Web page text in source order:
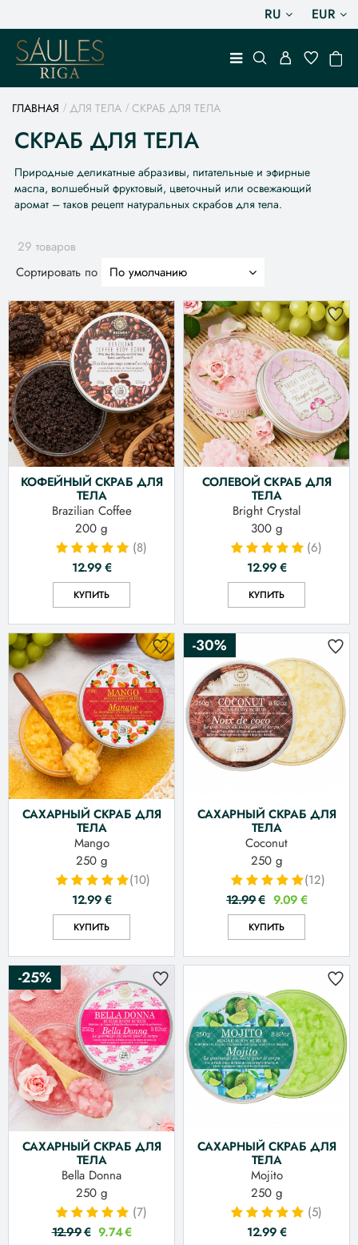
RU EUR
ГЛАВНАЯ ДЛЯ ТЕЛА СКРАБ ДЛЯ ТЕЛА
СКРАБ ДЛЯ ТЕЛА
Природные деликатные абразивы, питательные и эфирные
масла, волшебный фруктовый, цветочный или освежающий
аромат – таков рецепт натуральных скрабов для тела.
29 товаров
Сортировать по
КОФЕЙНЫЙ СКРАБ ДЛЯ
ТЕЛА
Brazilian Coffee
200 g
(8)
12.99€
КУПИТЬ
СОЛЕВОЙ СКРАБ ДЛЯ
ТЕЛА
Bright Crystal
300 g
(6)
12.99€
КУПИТЬ
САХАРНЫЙ СКРАБ ДЛЯ
ТЕЛА
Mango
250 g
(10)
12.99€
КУПИТЬ
-30%
САХАРНЫЙ СКРАБ ДЛЯ
ТЕЛА
Coconut
250 g
(12)
12.99€ 9.09€
КУПИТЬ
-25%
САХАРНЫЙ СКРАБ ДЛЯ
ТЕЛА
Bella Donna
250 g
(7)
12.99€ 9.74€
САХАРНЫЙ СКРАБ ДЛЯ
ТЕЛА
Mojito
250 g
(5)
12.99€